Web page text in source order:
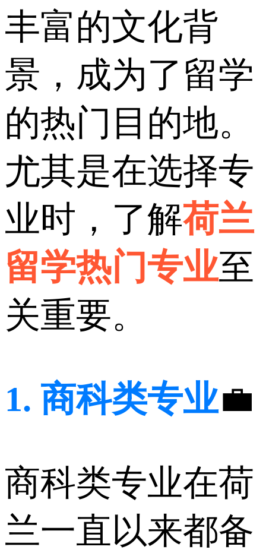
丰富的文化背
景，成为了留学
的热门目的地。
尤其是在选择专
业时，了解荷兰
留学热门专业至
关重要。
1. 商科类专业💼
商科类专业在荷
兰一直以来都备